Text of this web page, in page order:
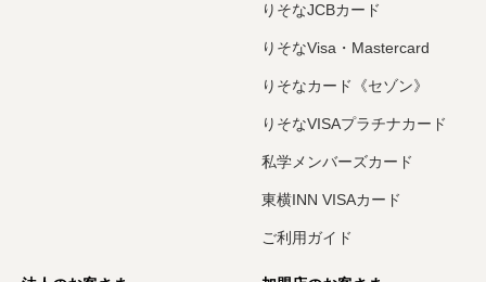
りそなJCBカード
りそなVisa・Mastercard
りそなカード《セゾン》
りそなVISAプラチナカード
私学メンバーズカード
東横INN VISAカード
ご利用ガイド